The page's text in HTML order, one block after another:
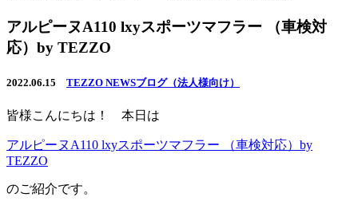
アルピーヌA110 lxyスポーツマフラー （車検対
応）by TEZZO
2022.06.15 TEZZO NEWSブログ（法人様向け）
皆様こんにちは！ 本日は
アルピーヌA110 lxyスポーツマフラー （車検対応）by
TEZZO
のご紹介です。